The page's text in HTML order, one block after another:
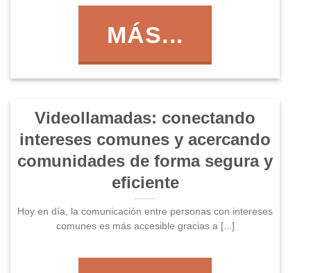
MÁS...
Videollamadas: conectando
intereses comunes y acercando
comunidades de forma segura y
eficiente
Hoy en día, la comunicación entre personas con intereses
comunes es más accesible gracias a [...]